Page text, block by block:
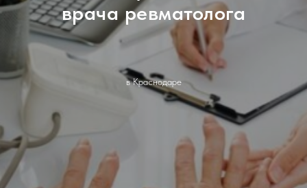
врача ревматолога
в Краснодаре